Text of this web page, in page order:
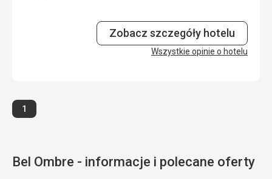
4,0 / 5
Cena
ładna plaża, wprawdzie węższa, ale spokojna
Zobacz szczegóły hotelu
Wszystkie opinie o hotelu
Strona
1
Bel Ombre - informacje i polecane oferty